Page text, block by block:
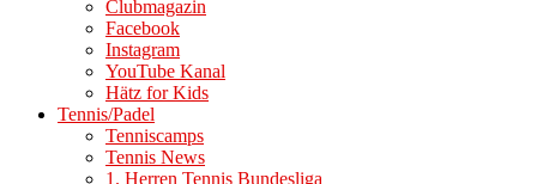
Clubmagazin
Facebook
Instagram
YouTube Kanal
Hätz for Kids
Tennis/Padel
Tenniscamps
Tennis News
1. Herren Tennis Bundesliga